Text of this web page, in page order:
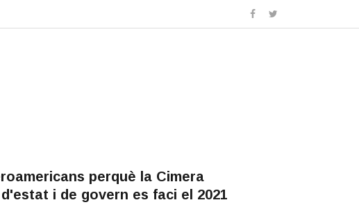
perquè la Cimera
i de govern es faci el 2021